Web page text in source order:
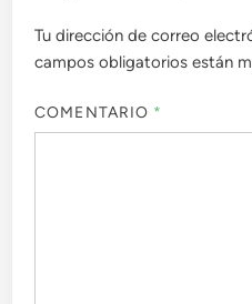
Tu dirección de correo
campos obligatorios están
COMENTARIO *